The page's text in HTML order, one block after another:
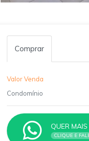
Comprar
Valor Venda
Condomínio
QUER
CLIQUE E